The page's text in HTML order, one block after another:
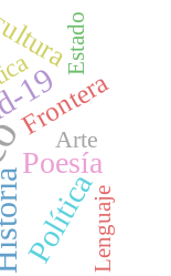
19
Poesía
Política
Frontera
Arte
Lenguaje
Estado